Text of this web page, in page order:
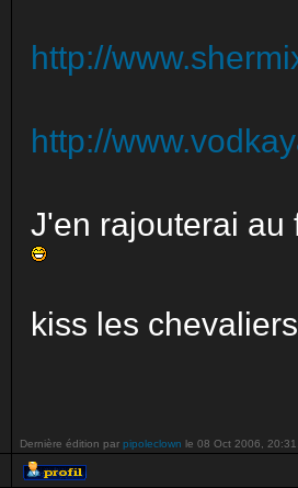
http://
http://
J'en rajouterai au
kiss les
Dernière édition par pipoleclown le 08 Oct 2006,